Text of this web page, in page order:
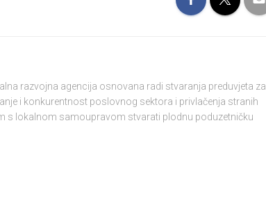
razvojna agencija osnovana radi stvaranja preduvjeta za
i konkurentnost poslovnog sektora i privlačenja stranih
s lokalnom samoupravom stvarati plodnu poduzetničku